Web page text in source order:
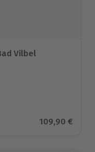
Vilbel
BewertungenAktueller
109,90 €